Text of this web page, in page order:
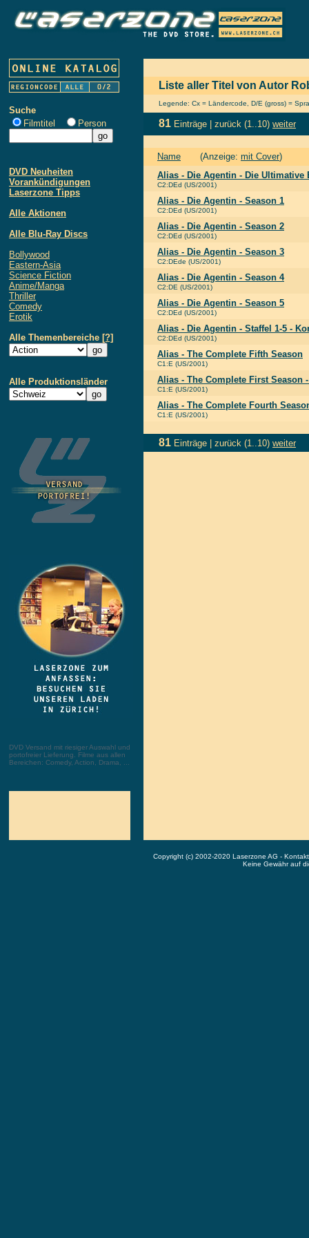
Suche
Filmtitel
Person
DVD Neuheiten
Vorankündigungen
Laserzone Tipps
Alle Aktionen
Alle Blu-Ray Discs
Bollywood
Eastern-Asia
Science Fiction
Anime/Manga
Thriller
Comedy
Erotik
Alle Themenbereiche [?]
Alle Produktionsländer
DVD Versand mit riesiger Auswahl und
portofreier Lieferung. Filme aus allen
Bereichen: Comedy, Action, Drama, ...
Liste aller Titel von Autor
Legende: Cx = Ländercode, D/E (gross) =
81 Einträge | zurück (1..10) weiter
Name (Anzeige: mit Cover)
Alias - Die Agentin - Die Ultimative
C2:DEd (US/2001)
Alias - Die Agentin - Season 1
C2:DEd (US/2001)
Alias - Die Agentin - Season 2
C2:DEd (US/2001)
Alias - Die Agentin - Season 3
C2:DEde (US/2001)
Alias - Die Agentin - Season 4
C2:DE (US/2001)
Alias - Die Agentin - Season 5
C2:DEd (US/2001)
Alias - Die Agentin - Staffel 1-5 -
C2:DEd (US/2001)
Alias - The Complete Fifth Season
C1:E (US/2001)
Alias - The Complete First Season
C1:E (US/2001)
Alias - The Complete Fourth
C1:E (US/2001)
81 Einträge | zurück (1..10) weiter
Copyright (c) 2002-2020 Laserzone AG -
Keine Gewähr auf